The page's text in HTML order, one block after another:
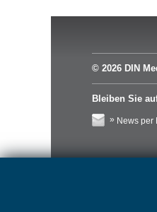
© 2026 DIN
Bleiben Sie
News per